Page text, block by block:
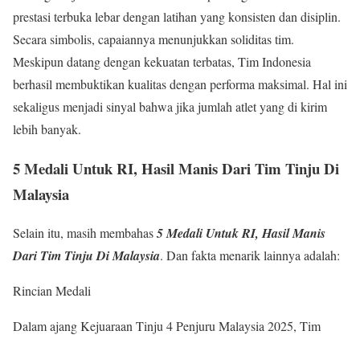
prestasi terbuka lebar dengan latihan yang konsisten dan disiplin.
Secara simbolis, capaiannya menunjukkan soliditas tim.
Meskipun datang dengan kekuatan terbatas, Tim Indonesia
berhasil membuktikan kualitas dengan performa maksimal. Hal ini
sekaligus menjadi sinyal bahwa jika jumlah atlet yang di kirim
lebih banyak.
5 Medali Untuk RI, Hasil Manis Dari Tim Tinju Di
Malaysia
Selain itu, masih membahas5 Medali Untuk RI, Hasil Manis
Dari Tim Tinju Di Malaysia. Dan fakta menarik lainnya adalah:
Rincian Medali
Dalam ajang Kejuaraan Tinju 4 Penjuru Malaysia 2025, Tim